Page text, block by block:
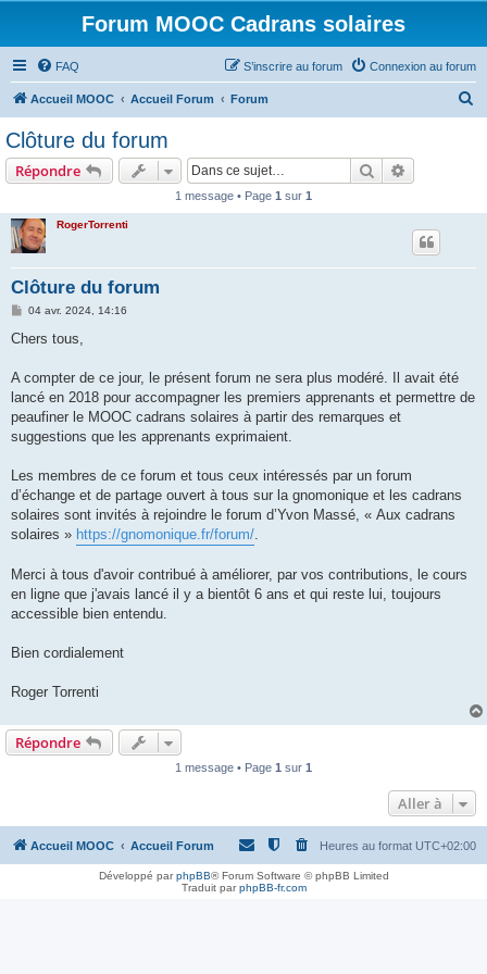
Forum MOOC Cadrans solaires
FAQ Connexion au forum
S’inscrire au forum
Accueil MOOC Accueil Forum Forum
Clôture du forum
Répondre Rechercher
1 message • Page 1 sur 1
RogerTorrenti
Clôture du forum
M
s
g
04 avr. 2024, 14:16
Chers tous,
A compter de ce jour, le présent forum ne sera plus modéré. Il avait été
lancé en 2018 pour accompagner les premiers apprenants et permettre de
peaufiner le MOOC cadrans solaires à partir des remarques et
suggestions que les apprenants exprimaient.
Les membres de ce forum et tous ceux intéressés par un forum
d’échange et de partage ouvert à tous sur la gnomonique et les cadrans
solaires sont invités à rejoindre le forum d’Yvon Massé, « Aux cadrans
solaires » https://gnomonique.fr/forum/.
Merci à tous d'avoir contribué à améliorer, par vos contributions, le cours
en ligne que j'avais lancé il y a bientôt 6 ans et qui reste lui, toujours
accessible bien entendu.
Bien cordialement
Roger Torrenti
Répondre
1 message • Page 1 sur 1
Aller à
Accueil MOOC Accueil Forum Heures au format UTC+02:00
Développé parphpBB® Forum Software © phpBB Limited
Traduit parphpBB-fr.com